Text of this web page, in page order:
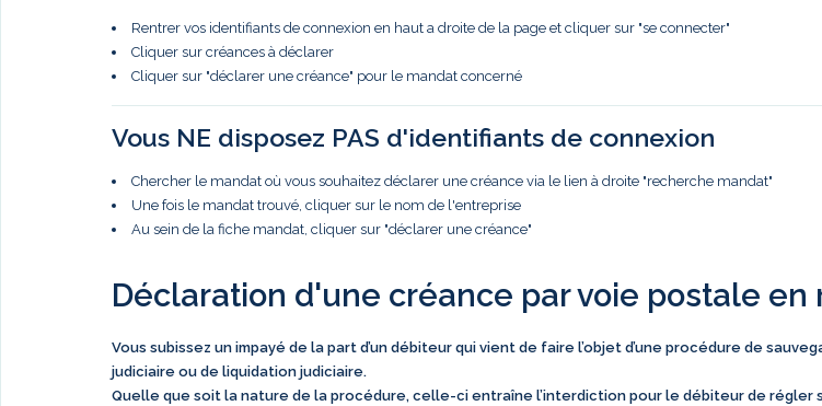
Rentrer vos identifiants de connexion en haut a droite de la page et cliquer sur "se connecter"
Cliquer sur créances à déclarer
Cliquer sur "déclarer une créance" pour le mandat concerné
Vous NE disposez PAS d'identifiants de connexion
Chercher le mandat où vous souhaitez déclarer une créance via le lien à droite "recherche mandat"
Une fois le mandat trouvé, cliquer sur le nom de l'entreprise
Au sein de la fiche mandat, cliquer sur "déclarer une créance"
Déclaration d'une créance par voie postale en
Vous subissez un impayé de la part d’un débiteur qui vient de faire l’objet d’une procédure de
judiciaire ou de liquidation judiciaire.
Quelle que soit la nature de la procédure, celle-ci entraîne l’interdiction pour le débiteur de régler